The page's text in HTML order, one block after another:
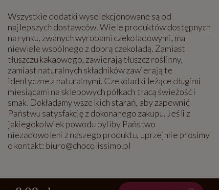
Wszystkie dodatki wyselekcjonowane są od
najlepszych dostawców. Wiele produktów dostępnych
na rynku, zwanych wyrobami czekoladowymi, ma
niewiele wspólnego z dobrą czekoladą. Zamiast
tłuszczu kakaowego, zawierają tłuszcz roślinny,
zamiast naturalnych składników zawierają te
identyczne z naturalnymi. Czekoladki leżące długimi
miesiącami na sklepowych półkach tracą świeżość i
smak. Dokładamy wszelkich starań, aby zapewnić
Państwu satysfakcję z dokonanego zakupu. Jeśli z
jakiegokolwiek powodu byliby Państwo
niezadowoleni z naszego produktu, uprzejmie prosimy
o kontakt: biuro@chocolissimo.pl